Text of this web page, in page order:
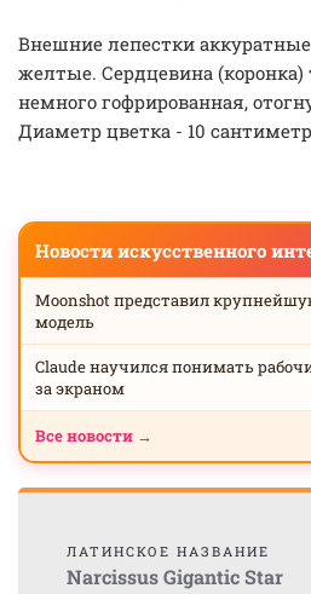
Внешние лепестки
желтые. Сердцевина (коронка)
немного гофрированная,
Диаметр цветка - 10
Новости искусственного
Moonshot представил
модель
Claude научился понимать
за экраном
Все новости →
ЛАТИНСКОЕ НАЗВАНИЕ
Narcissus Gigantic Star